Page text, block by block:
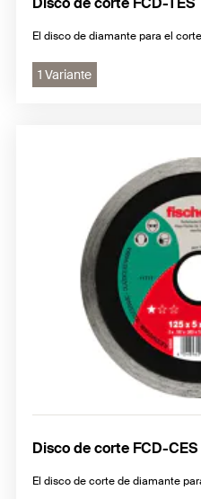
El disco de diamante para el
1 Variante
Disco de corte FCD-CES
El disco de corte de diamante